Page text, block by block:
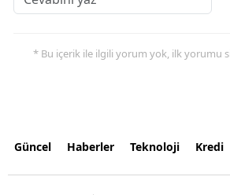
* Bu içerik ile ilgili yorum yok, ilk yorumu
Güncel Haberler Teknoloji Kredi